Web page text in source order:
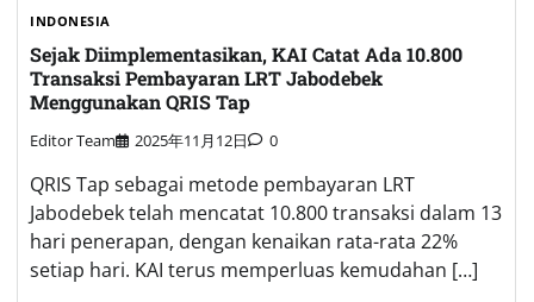
INDONESIA
Sejak Diimplementasikan, KAI Catat Ada 10.800
Transaksi Pembayaran LRT Jabodebek
Menggunakan QRIS Tap
Editor Team 2025年11月12日 0
QRIS Tap sebagai metode pembayaran LRT
Jabodebek telah mencatat 10.800 transaksi dalam 13
hari penerapan, dengan kenaikan rata-rata 22%
setiap hari. KAI terus memperluas kemudahan […]